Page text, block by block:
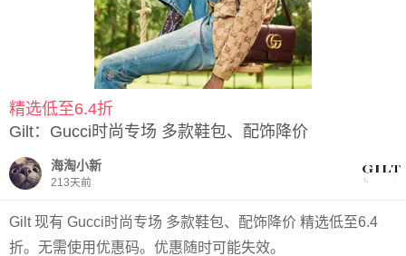
精选低至6.4折
Gilt：Gucci时尚专场 多款鞋包、配饰降价
海淘小新
213天前
关注
Gilt 现有 Gucci时尚专场 多款鞋包、配饰降价 精选低至6.4
折。无需使用优惠码。优惠随时可能失效。